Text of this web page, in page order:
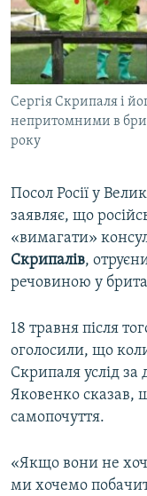
ДЕПОРТАЦІЯ
ВІДЕОУРОКИ «ELIFBE»
СВІДЧЕННЯ ОКУПАЦІЇ
УКРАЇНСЬКА
ІНФОГРАФІКА
ЯК ОБІЙТИ
Русский
Qırımtatar
ДОЛУЧАЙСЯ!
Усі сайти RFE/RL
Сергія Скрипаля і
непритомними в
року
Посол Росії у
заявляє, що
«вимагати»
Скрипалів,
речовиною у
18 травня після
оголосили, що
Скрипаля услід за
Яковенко сказав,
самопочуття.
«Якщо вони не
ми хочемо